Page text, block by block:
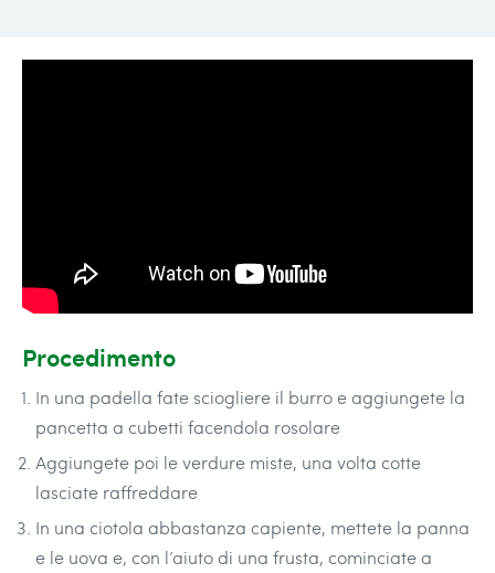
Procedimento
In una padella fate sciogliere il burro e aggiungete la
pancetta a cubetti facendola rosolare
Aggiungete poi le verdure miste, una volta cotte
lasciate raffreddare
In una ciotola abbastanza capiente, mettete la panna
e le uova e, con l’aiuto di una frusta, cominciate a